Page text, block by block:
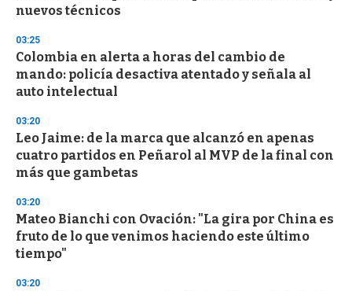
nuevos técnicos
03:25
Colombia en alerta a horas del cambio de
mando: policía desactiva atentado y señala al
auto intelectual
03:20
Leo Jaime: de la marca que alcanzó en apenas
cuatro partidos en Peñarol al MVP de la final con
más que gambetas
03:20
Mateo Bianchi con Ovación: "La gira por China es
fruto de lo que venimos haciendo este último
tiempo"
03:20